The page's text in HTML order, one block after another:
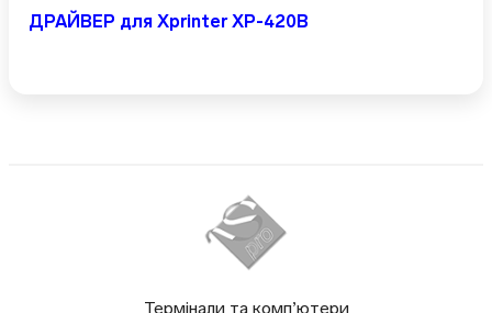
ДРАЙВЕР для Xprinter XP-420B
Термінали та комп’ютери